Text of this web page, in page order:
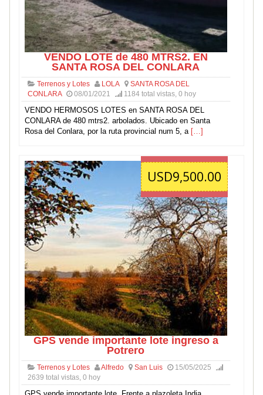
VENDO LOTE de 480 MTRS2. EN
SANTA ROSA DEL CONLARA
Terrenos y Lotes LOLA
SANTA ROSA DEL
CONLARA
08/01/2021 1184 total vistas, 0 hoy
VENDO HERMOSOS LOTES en SANTA ROSA DEL
CONLARA de 480 mtrs2. arbolados. Ubicado en Santa
Rosa del Conlara, por la ruta provincial num 5, a […]
USD9,500.00
GPS vende importante lote ingreso a
Potrero
Terrenos y Lotes Alfredo San Luis
15/05/2025
2639 total vistas, 0 hoy